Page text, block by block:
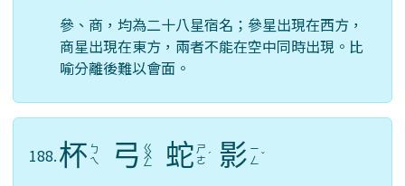
參、商，均為二十八星宿名；參星出現在西方，
商星出現在東方，兩者不能在空中同時出現。比
喻分離後難以會面。
188.杯 ㄅ
ㄟ
弓 ㄍ
ㄨ
ㄥ 蛇 ㄕ
ㄜ ˊ 影 ㄧ
ㄥ ˇ